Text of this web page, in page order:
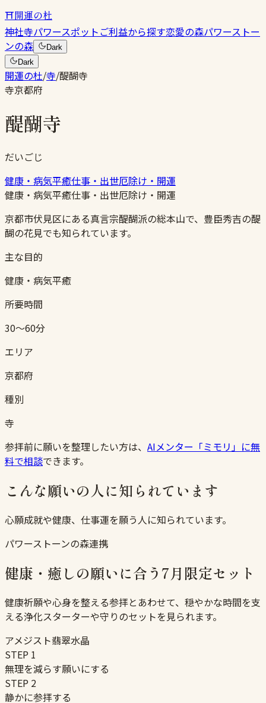
⛩開運の杜
神社寺パワースポットご利益から探す恋愛の森パワーストー
ンの森
Dark
Dark
開運の杜/寺/醍醐寺
寺京都府
醍醐寺
だいごじ
健康・病気平癒仕事・出世厄除け・開運
健康・病気平癒仕事・出世厄除け・開運
京都市伏見区にある真言宗醍醐派の総本山で、豊臣秀吉の醍
醐の花見でも知られています。
主な目的
健康・病気平癒
所要時間
30〜60分
エリア
京都府
種別
寺
参拝前に願いを整理したい方は、 AIメンター「ミモリ」に無
料で相談できます。
こんな願いの人に知られています
心願成就や健康、仕事運を願う人に知られています。
パワーストーンの森連携
健康・癒しの願いに合う7月限定セット
健康祈願や心身を整える参拝とあわせて、穏やかな時間を支
える浄化スターターや守りのセットを見られます。
アメジスト翡翠水晶
STEP 1
無理を減らす願いにする
STEP 2
静かに参拝する